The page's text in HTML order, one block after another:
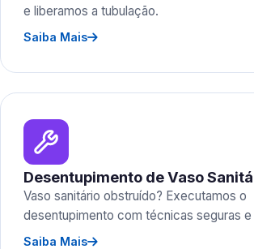
e liberamos a tubulação.
Saiba Mais
Desentupimento de Vaso
Vaso sanitário obstruído? Executamos o
desentupimento com técnicas seguras e
Saiba Mais